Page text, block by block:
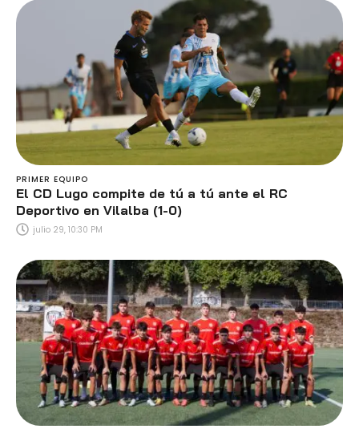
PRIMER EQUIPO
El CD Lugo compite de tú a tú ante el RC
Deportivo en Vilalba (1-0)
julio 29, 10:30 PM